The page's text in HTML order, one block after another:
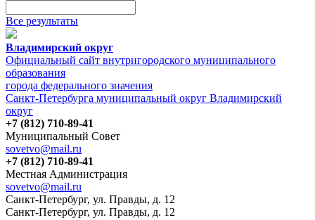
Все результаты
Владимирский округ
Официальный сайт внутригородского муниципального
образования
города федерального значения
Санкт-Петербурга муниципальный округ Владимирский
округ
+7 (812) 710-89-41
Муниципальный Совет
sovetvo@mail.ru
+7 (812) 710-89-41
Местная Администрация
sovetvo@mail.ru
Санкт-Петербург, ул. Правды, д. 12
Санкт-Петербург, ул. Правды, д. 12